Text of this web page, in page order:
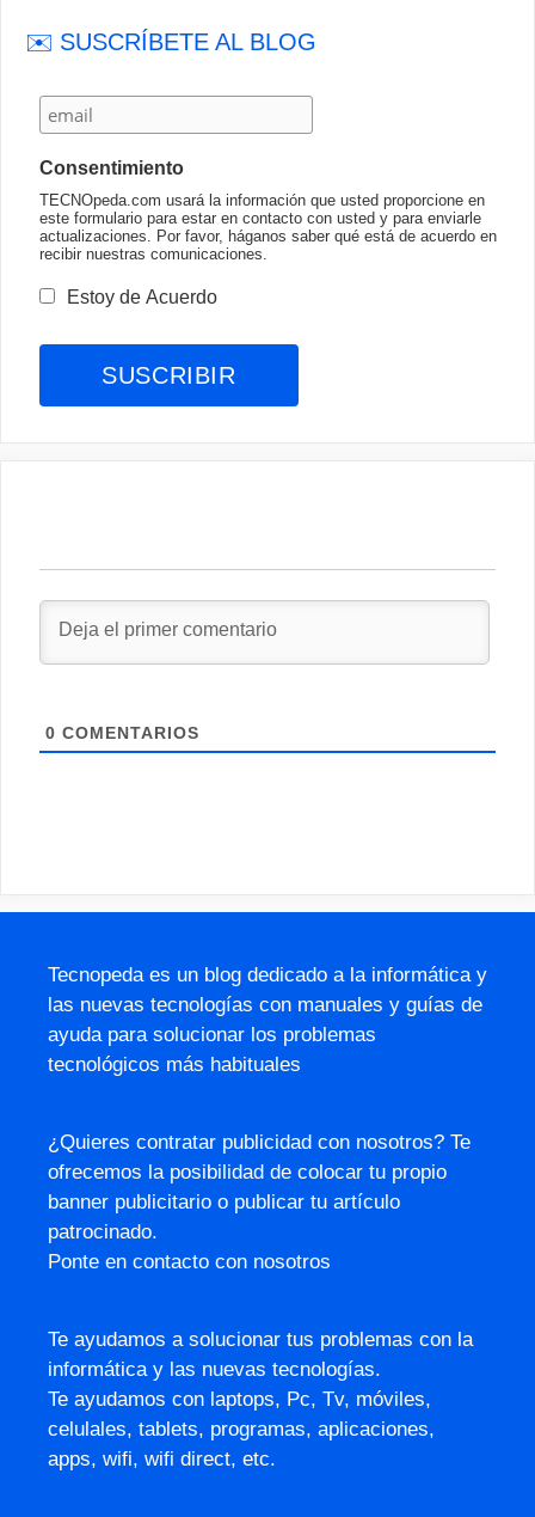
✉️ SUSCRÍBETE AL BLOG
Consentimiento
TECNOpeda.com usará la información que usted proporcione en
este formulario para estar en contacto con usted y para enviarle
actualizaciones. Por favor, háganos saber qué está de acuerdo en
recibir nuestras comunicaciones.
Estoy de Acuerdo
0 COMENTARIOS
Tecnopeda es un blog dedicado a la informática y
las nuevas tecnologías con manuales y guías de
ayuda para solucionar los problemas
tecnológicos más habituales
¿Quieres contratar publicidad con nosotros? Te
ofrecemos la posibilidad de colocar tu propio
banner publicitario o publicar tu artículo
patrocinado.
Ponte en contacto con nosotros
Te ayudamos a solucionar tus problemas con la
informática y las nuevas tecnologías.
Te ayudamos con laptops, Pc, Tv, móviles,
celulales, tablets, programas, aplicaciones,
apps, wifi, wifi direct, etc.